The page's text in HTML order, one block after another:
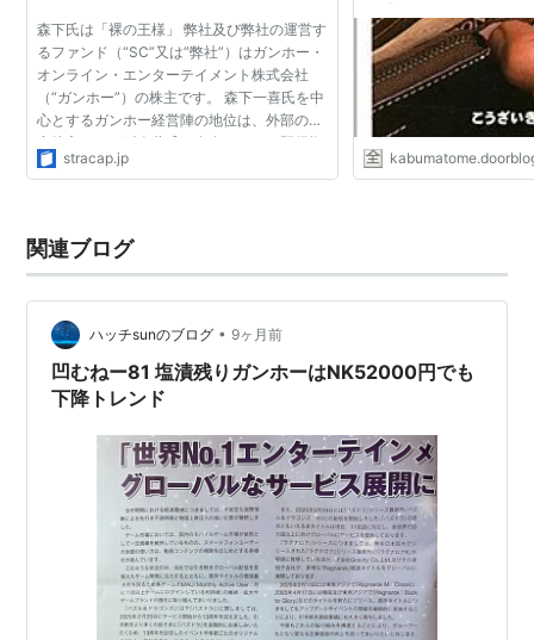
パズル＆ドラゴンズ
運営中のオンラインゲーム
RAGNAROK ONLINE
真・女神転生IMAGINE
トイ・ウォーズ
提供予定
RAGNAROK ONLINE 2
運営を終了したゲーム
ゲットアンプド
最遊記RELOAD GUNLOCK
サバイバルプロジェクト
ポトリス2
森下氏は「裸の王様」 弊社及び弊社の運営す
るファンド（“SC”又は”弊社”）はガンホー・
オンライン・エンターテイメント株式会社
（“ガンホー”）の株主です。 森下一喜氏を中
心とするガンホー経営陣の地位は、外部の安
定株主である孫泰蔵氏の存在によって既得権
のような形で安泰なものとなっています。そ
stracap.jp
関連ブログ
ハッチsunのブログ • 9ヶ月前
凹むねー81 塩漬残りガンホーはNK52000円でも
下降トレンド